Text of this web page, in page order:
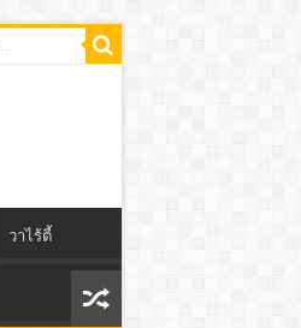
วาไร้ตี้